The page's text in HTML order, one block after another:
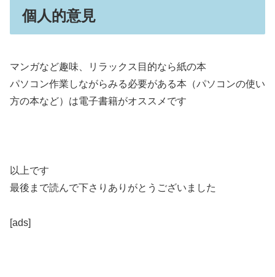
個人的意見
マンガなど趣味、リラックス目的なら紙の本
パソコン作業しながらみる必要がある本（パソコンの使い
方の本など）は電子書籍がオススメです
以上です
最後まで読んで下さりありがとうございました
[ads]